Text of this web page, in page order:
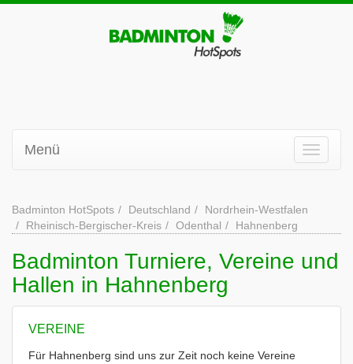
Menü
Badminton HotSpots Deutschland
Nordrhein-Westfalen
Rheinisch-Bergischer-Kreis
Odenthal Hahnenberg
Badminton Turniere, Vereine und
Hallen in Hahnenberg
VEREINE
Für Hahnenberg sind uns zur Zeit noch keine Vereine